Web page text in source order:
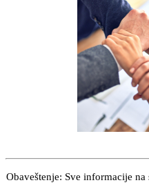
Obaveštenje: Sve informacije